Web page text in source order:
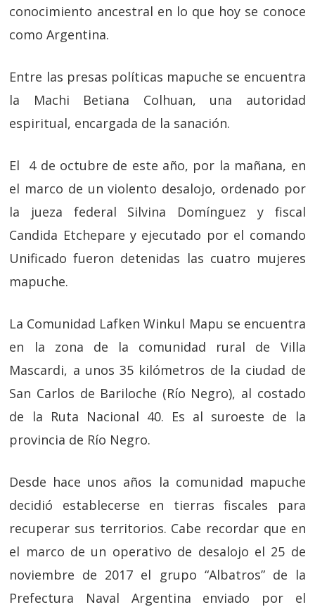
conocimiento ancestral en lo que hoy se conoce
como Argentina.
Entre las presas políticas mapuche se encuentra
la Machi Betiana Colhuan, una autoridad
espiritual, encargada de la sanación.
El 4 de octubre de este año, por la mañana, en
el marco de un violento desalojo, ordenado por
la jueza federal Silvina Domínguez y fiscal
Candida Etchepare y ejecutado por el comando
Unificado fueron detenidas las cuatro mujeres
mapuche.
La Comunidad Lafken Winkul Mapu se encuentra
en la zona de la comunidad rural de Villa
Mascardi, a unos 35 kilómetros de la ciudad de
San Carlos de Bariloche (Río Negro), al costado
de la Ruta Nacional 40. Es al suroeste de la
provincia de Río Negro.
Desde hace unos años la comunidad mapuche
decidió establecerse en tierras fiscales para
recuperar sus territorios. Cabe recordar que en
el marco de un operativo de desalojo el 25 de
noviembre de 2017 el grupo “Albatros” de la
Prefectura Naval Argentina enviado por el